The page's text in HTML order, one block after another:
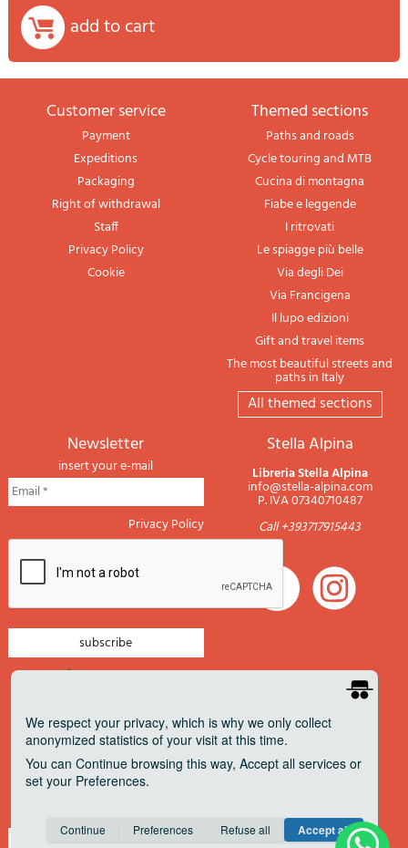
add to cart
Customer service
Payment
Expeditions
Packaging
Right of withdrawal
Staff
Privacy Policy
Cookie
themed sections
Paths and roads
Cycle touring and MTB
Cucina di montagna
Fiabe e leggende
I ritrovati
Le spiagge più belle
Via degli Dei
Via Francigena
Il lupo edizioni
Gift and travel items
The most beautiful streets and
paths in Italy
All themed sections
newsletter
insert your e-mail
Privacy Policy
newsletter travels
newsletter military
Stella Alpina
Libreria Stella Alpina
info@stella-alpina.com
P. IVA 07340710487
Call +393717915443
We respect your privacy, which is why we only collect
anonymized statistics of your visit at this time.
You can Continue browsing this way, Accept all services or
set your Preferences.
Consent cookie learn more
Continue Preferences Refuse all Accept all
Anonymous Invisible Save